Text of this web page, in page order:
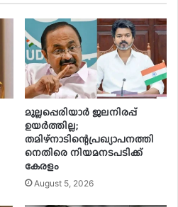
മുല്ലപ്പെരിയാർ ജലനിരപ്പ്
ഉയർത്തില്ല;
തമിഴ്‌നാടിന്റെപ്രഖ്യാപനത്തി
നെതിരെ നിയമനടപടിക്ക്
കേരളം
August 5, 2026